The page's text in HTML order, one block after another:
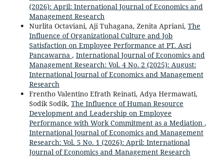
(2026): April: International Journal of Economics and
Management Research
Nurlita Octaviani, Aji Tuhagana, Zenita Apriani, The
Influence of Organizational Culture and Job
Satisfaction on Employee Performance at PT. Asri
Pancawarna , International Journal of Economics and
Management Research: Vol. 4 No. 2 (2025): August:
International Journal of Economics and Management
Research
Frentho Valentino Efrath Reinati, Adya Hermawati,
Sodik Sodik, The Influence of Human Resource
Development and Leadership on Employee
Performance with Work Commitment as a Mediation ,
International Journal of Economics and Management
Research: Vol. 5 No. 1 (2026): April: International
Journal of Economics and Management Research